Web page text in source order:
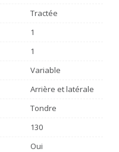
Tractée
1
1
Variable
Arrière et latérale
Tondre
130
Oui